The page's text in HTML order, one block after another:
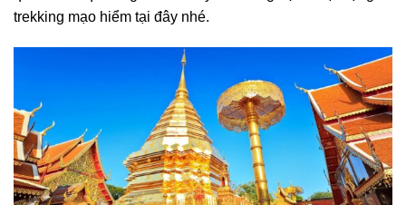
trekking mạo hiểm tại đây nhé.